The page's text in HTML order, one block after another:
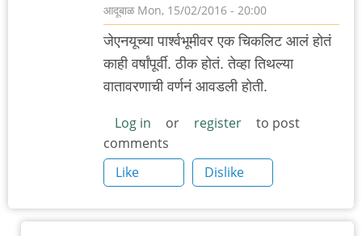
आदूबाळMon, 15/02/2016 - 20:00
जेएनयूच्या पार्श्वभूमीवर एक चिकलिट आलं होतं
काही वर्षांपूर्वी. ठीक होतं. तेव्हा तिथल्या
वातावरणाची वर्णनं आवडली होती.
Log in or register
to post
comments
Like
Dislike